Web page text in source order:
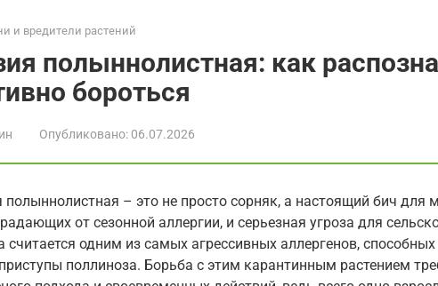
и вредители растений
полыннолистная: как
бороться
Опубликовано: 06.07.2026
– это не просто сорняк, а настоящий бич для
от сезонной аллергии, и серьезная угроза для
считается одним из самых агрессивных аллергенов,
поллиноза. Борьба с этим карантинным растением